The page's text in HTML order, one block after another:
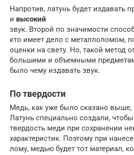
Напротив, латунь будет издавать
и высокий
звук. Второй по значимости
кто имеет дело с металлоломом,
оценки на свету. Но, такой метод
большими и объемными
было чему издавать звук.
По твердости
Медь, как уже было сказано выше,
Латунь специально создали,
твердость меди при сохранении
характеристик. Поэтому при
лому, медью будет тот материал,